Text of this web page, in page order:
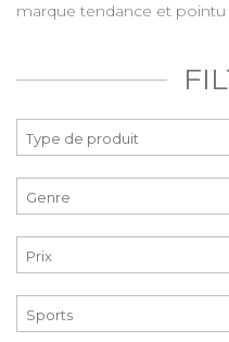
marque tendance et pointu
Prix